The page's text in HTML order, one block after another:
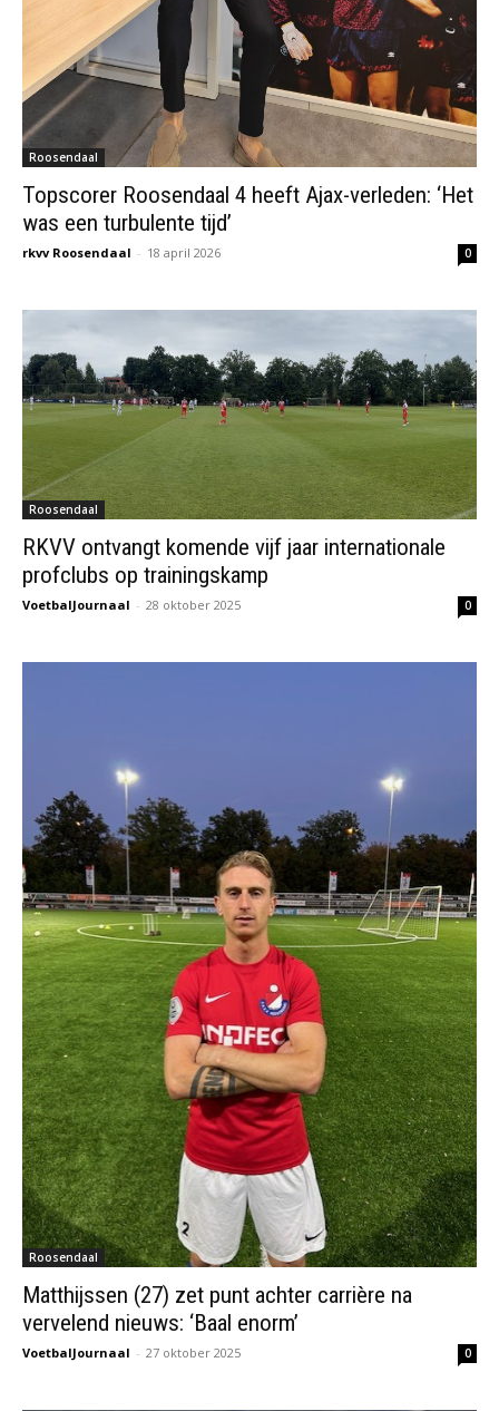
Roosendaal
Topscorer Roosendaal 4 heeft Ajax-verleden: ‘Het
was een turbulente tijd’
rkvv Roosendaal - 18 april 2026 0
Roosendaal
RKVV ontvangt komende vijf jaar internationale
profclubs op trainingskamp
VoetbalJournaal - 28 oktober 2025 0
Roosendaal
Matthijssen (27) zet punt achter carrière na
vervelend nieuws: ‘Baal enorm’
VoetbalJournaal - 27 oktober 2025 0